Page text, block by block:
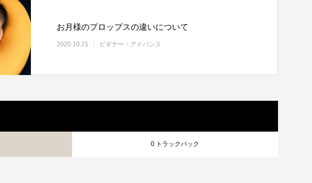
お月様のプロップスの違いについて
2020.10.21 ビギナー・アドバンス
0 トラックバック